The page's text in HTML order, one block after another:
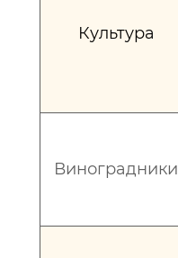
Культура
Виноградники